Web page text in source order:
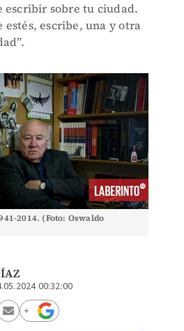
escribir sobre tu ciudad.
estés, escribe, una y otra
2014. (Foto: Oswaldo
00:32:00